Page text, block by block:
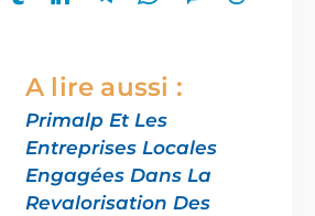
A lire aussi :
Primalp Et Les
Entreprises Locales
Engagées Dans La
Revalorisation Des